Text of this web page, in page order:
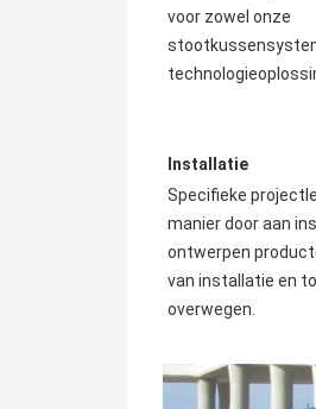
voor zowel onze
Installatie
Specifieke
manier door aan
ontwerpen
van installatie en
overwegen.